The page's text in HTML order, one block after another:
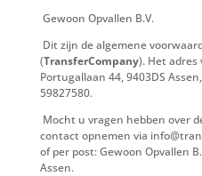
Gewoon Opvallen B.V.
Dit zijn de algemene
(TransferCompany). Het adres
Portugallaan 44, 9403DS
59827580.
Mocht u vragen hebben over
contact opnemen via
of per post: Gewoon Opvallen
Assen.